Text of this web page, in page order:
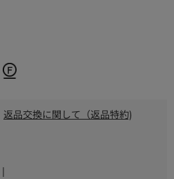
返品交換に関して（返品特約)
|